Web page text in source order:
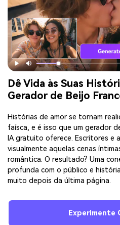
Dê Vida às Suas
Gerador de Beijo
Histórias de amor se tornam
faísca, e é isso que um gerador
IA gratuito oferece. Escritores e
visualmente aquelas cenas
romântica. O resultado? Uma
profunda com o público e
muito depois da última página.
Experimente